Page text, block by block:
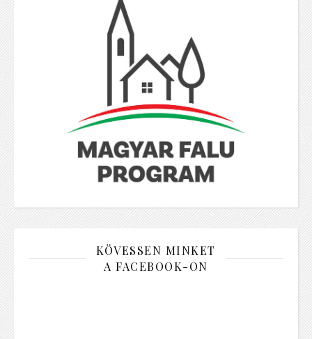
KÖVESSEN MINKET
A FACEBOOK-ON